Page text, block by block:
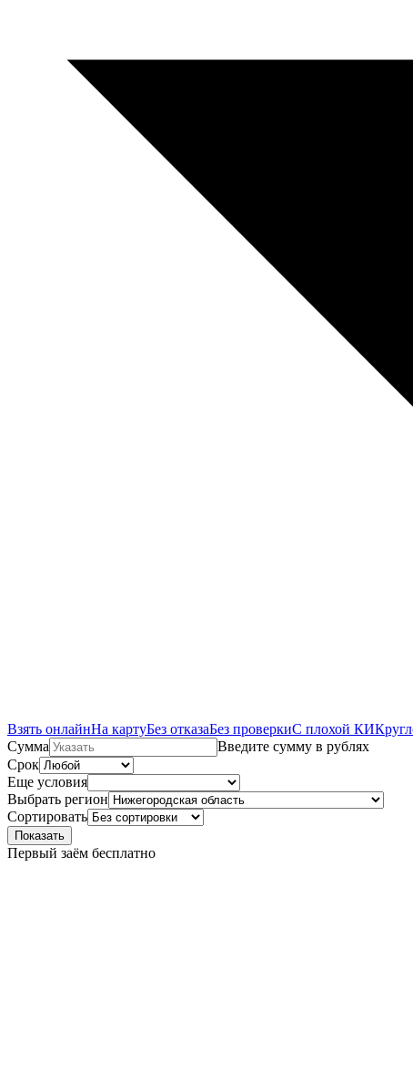
Взять онлайнНа картуБез отказаБез проверкиС плохой КИ
Сумма
Введите сумму в рублях
Срок
Еще условия
Выбрать регион
Сортировать
Показать
Первый заём бесплатно